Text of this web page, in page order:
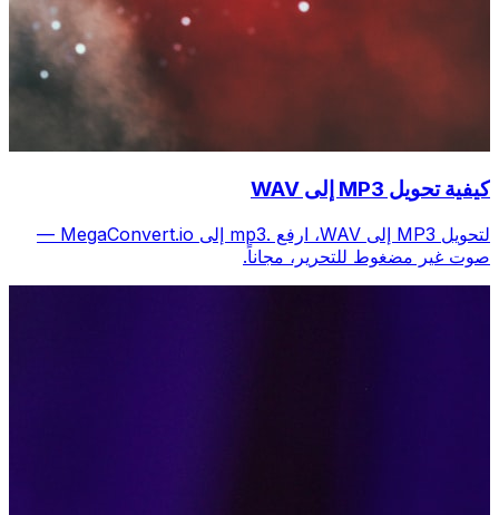
كيفية تحويل MP3 إلى WAV
لتحويل MP3 إلى WAV، ارفع .mp3 إلى MegaConvert.io —
صوت غير مضغوط للتحرير، مجاناً.